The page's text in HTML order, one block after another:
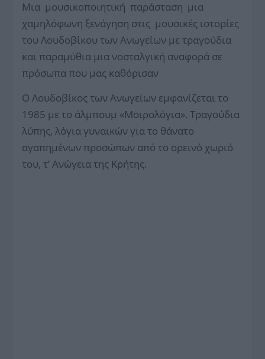
Μια μουσικoποιητική παράσταση μια
χαμηλόφωνη ξενάγηση στις μουσικές ιστορίες
του Λουδοβίκου των Ανωγείων με τραγούδια
και παραμύθια μια νοσταλγική αναφορά σε
πρόσωπα που μας καθόρισαν
Ο Λουδοβίκος των Ανωγείων εμφανίζεται το
1985 με το άλμπουμ «Μοιρολόγια». Τραγούδια
λύπης, λόγια γυναικών για το θάνατο
αγαπημένων προσώπων από το ορεινό χωριό
του, τ’ Ανώγεια της Κρήτης.